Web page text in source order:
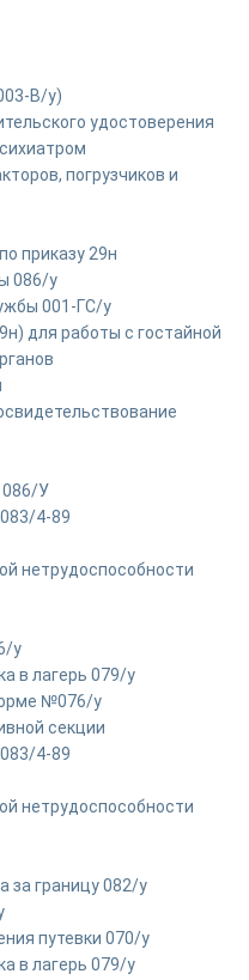
В/у)
удостоверения
погрузчиков и
приказу 29н
086/у
001-ГС/у
для работы с гостайной
086/У
4-89
нетрудоспособности
у
в лагерь 079/у
№076/у
секции
4-89
нетрудоспособности
за границу 082/у
путевки 070/у
в лагерь 079/у